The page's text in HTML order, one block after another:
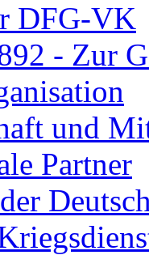
DFG-VK
- Zur
und
Partner